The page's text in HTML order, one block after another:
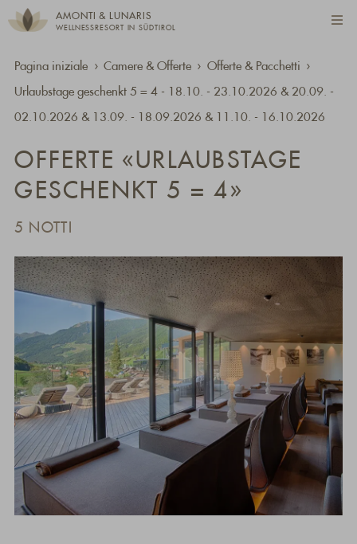
AMONTI & LUNARIS
WELLNESSRESORT IN SÜDTIROL
Pagina iniziale Camere & Offerte Offerte & Pacchetti
Urlaubstage geschenkt 5 = 4 - 18.10. - 23.10.2026 & 20.09. -
02.10.2026 & 13.09. - 18.09.2026 & 11.10. - 16.10.2026
OFFERTE «URLAUBSTAGE
GESCHENKT 5 = 4»
5 NOTTI